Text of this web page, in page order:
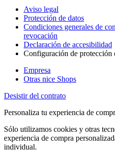
Aviso legal
Protección de datos
Condiciones generales de
revocación
Declaración de accesibilidad
Configuración de protección
Empresa
Otras nice Shops
Desistir del contrato
Personaliza tu experiencia de
Sólo utilizamos cookies y otras
experiencia de compra
individual.